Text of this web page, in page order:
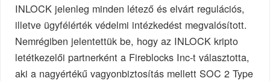
INLOCK jelenleg minden létező és elvárt regulációs,
illetve ügyfélérték védelmi intézkedést megvalósított.
Nemrégiben jelentettük be, hogy az INLOCK kripto
letétkezelői partnerként a Fireblocks Inc-t választotta,
aki a nagyértékű vagyonbiztosítás mellett SOC 2 Type